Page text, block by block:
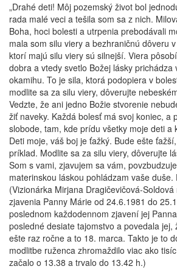
„Drahé deti! Môj pozemský život bol
rada malé veci a tešila som sa z nich.
Boha, hoci bolesti a utrpenia prebodávali
mala som silu viery a bezhraničnú dôveru
ktorí majú silu viery sú silnejší. Viera
dobra a vtedy svetlo Božej lásky prichádza
okamihu. To je sila, ktorá podopiera v
modlite sa za silu viery, dôverujte
Vedzte, že ani jedno Božie stvorenie
žiť naveky. Každá bolesť má svoj koniec, a
slobode, tam, kde prídu všetky moje deti a
Deti moje, váš boj je ťažký. Bude ešte
príklad. Modlite sa za silu viery, dôverujte
Som s vami, zjavujem sa vám,
materinskou láskou pohládzam vaše duše.
(Vizionárka Mirjana Dragičevičová-
zjavenia Panny Márie od 24.6.1981 do
poslednom každodennom zjavení jej
posledné desiate tajomstvo a povedala jej,
ešte raz ročne a to 18. marca. Takto je to
modlitbe ruženca zhromaždilo viac ako
začalo o 13.38 a trvalo do 13.42 h.)